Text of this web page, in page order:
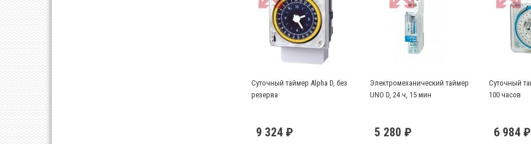
Суточный таймер Alpha D, без
резерва
9 324 ₽
Электромеханический таймер
UNO D, 24 ч, 15 мин
5 280 ₽
Суточный
100 часов
6 984 ₽